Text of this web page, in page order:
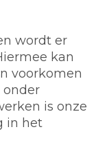
wordt er
kan
voorkomen
onder
is onze
in het